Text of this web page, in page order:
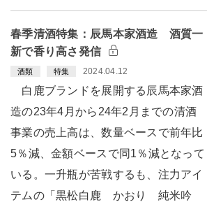
春季清酒特集：辰馬本家酒造 酒質一
新で香り高さ発信
酒類 特集 2024.04.12
白鹿ブランドを展開する辰馬本家酒
造の23年4月から24年2月までの清酒
事業の売上高は、数量ベースで前年比
5％減、金額ベースで同1％減となって
いる。一升瓶が苦戦するも、注力アイ
テムの「黒松白鹿 かおり 純米吟